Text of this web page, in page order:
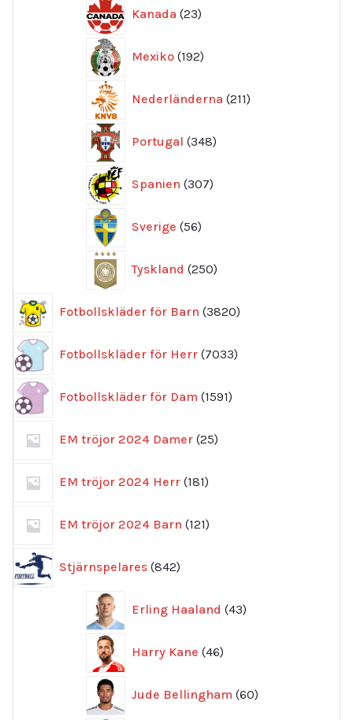
Kanada 23
produkter
Mexiko 192
produkter
Nederländerna 211
produkter
Portugal 348
produkter
Spanien 307
produkter
Sverige 56
produkter
Tyskland 250
produkter
Fotbollskläder för Barn 3820
produkter
Fotbollskläder för Herr 7033
produkter
Fotbollskläder för Dam 1591
produkter
EM tröjor 2024 Damer 25
produkter
EM tröjor 2024 Herr 181
produkter
EM tröjor 2024 Barn 121
produkter
Stjärnspelares 842
produkter
Erling Haaland 43
produkter
Harry Kane 46
produkter
Jude Bellingham 60
produkter